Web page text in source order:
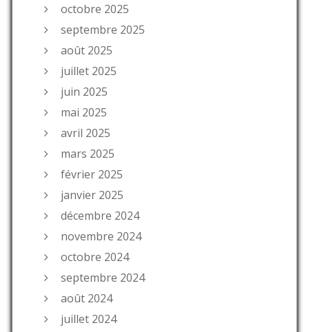
octobre 2025
septembre 2025
août 2025
juillet 2025
juin 2025
mai 2025
avril 2025
mars 2025
février 2025
janvier 2025
décembre 2024
novembre 2024
octobre 2024
septembre 2024
août 2024
juillet 2024